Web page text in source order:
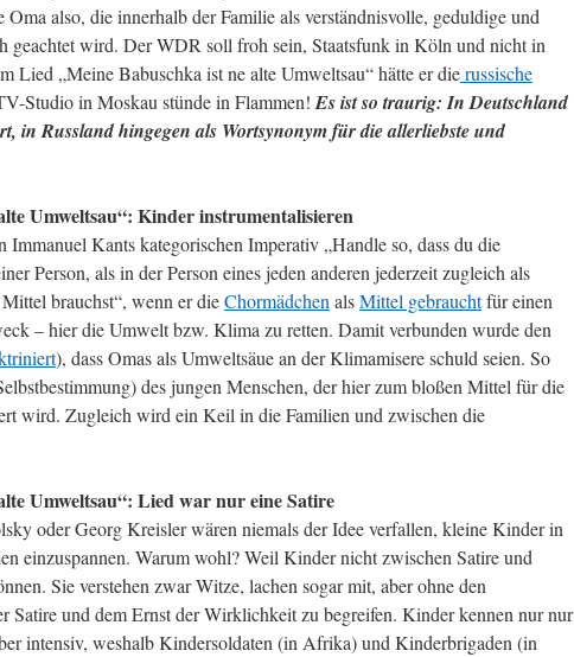
Oma also, die innerhalb der Familie als verständnisvolle, geduldige und
geachtet wird. Der WDR soll froh sein, Staatsfunk in Köln und nicht in
Lied „Meine Babuschka ist ne alte Umweltsau“ hätte er dierussische
Studio in Moskau stünde in Flammen! Es ist so traurig: In Deutschland
in Russland hingegen als Wortsynonym für die allerliebste und
Umweltsau“: Kinder instrumentalisieren
Immanuel Kants kategorischen Imperativ „Handle so, dass du die
Person, als in der Person eines jeden anderen jederzeit zugleich als
brauchst“, wenn er dieChormädchen alsMittel gebrauchtfür einen
– hier die Umwelt bzw. Klima zu retten. Damit verbunden wurde den
), dass Omas als Umweltsäue an der Klimamisere schuld seien. So
des jungen Menschen, der hier zum bloßen Mittel für die
wird. Zugleich wird ein Keil in die Familien und zwischen die
Umweltsau“: Lied war nur eine Satire
oder Georg Kreisler wären niemals der Idee verfallen, kleine Kinder in
einzuspannen. Warum wohl? Weil Kinder nicht zwischen Satire und
Sie verstehen zwar Witze, lachen sogar mit, aber ohne den
Satire und dem Ernst der Wirklichkeit zu begreifen. Kinder kennen nur nur
intensiv, weshalb Kindersoldaten (in Afrika) und Kinderbrigaden (in